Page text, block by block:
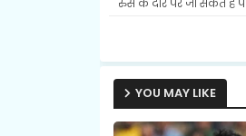
रुस के दौरे पर जा सकते है
YOU MAY LIKE